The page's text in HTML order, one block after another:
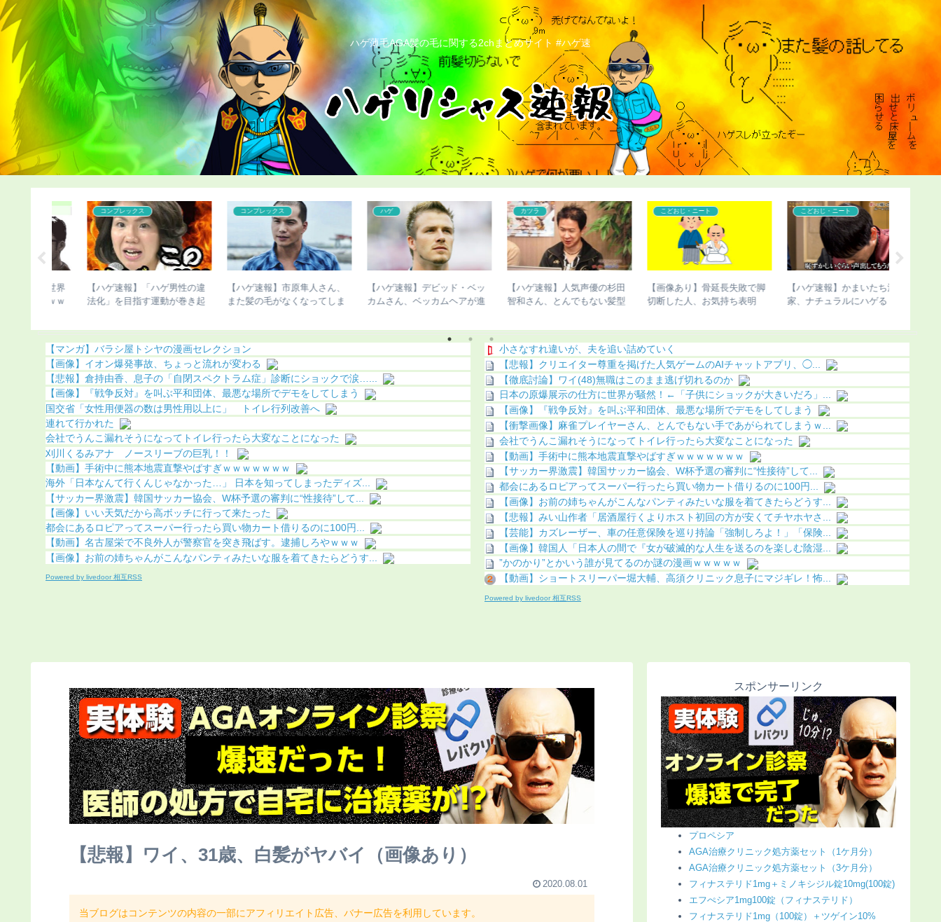
ハゲ薄毛AGA髪の毛に関する2chまとめサイト #ハゲ速
【ハゲ速報】デビッド・ベッ
カムさん、ベッカムヘアが進
カツラ
【ハゲ速報】人気声優の杉田
智和さん、とんでもない髪型
こどおじ・ニート
【画像あり】骨延長失敗で脚
切断した人、お気持ち表明
こどおじ・ニート
【ハゲ速報】かまいたち濱
家、ナチュラルにハゲる（画
コンプレックス
【ハゲ速報】植毛手術を受け
て「人生が変わった」人がこ
こどおじ・ニート
【人権速報】骨延長のこびさ
ん、最悪の事態に（画像あ
【マンガ】バラシ屋トシヤの漫画セレクション
【画像】イオン爆発事故、ちょっと流れが変わる
【悲報】倉持由香、息子の「自閉スペクトラム症」診断にショックで涙…...
【画像】『戦争反対』を叫ぶ平和団体、最悪な場所でデモをしてしまう
国交省「女性用便器の数は男性用以上に」 トイレ行列改善へ
連れて行かれた
会社でうんこ漏れそうになってトイレ行ったら大変なことになった
刈川くるみアナ ノースリーブの巨乳！！
【動画】手術中に熊本地震直撃やばすぎｗｗｗｗｗｗｗ
海外「日本なんて行くんじゃなかった…」 日本を知ってしまったディズ...
【サッカー界激震】韓国サッカー協会、W杯予選の審判に“性接待”して...
【画像】いい天気だから高ボッチに行って来たった
都会にあるロピアってスーパー行ったら買い物カート借りるのに100円...
【動画】名古屋栄で不良外人が警察官を突き飛ばす。逮捕しろやｗｗｗ
【画像】お前の姉ちゃんがこんなパンティみたいな服を着てきたらどうす...
Powered by livedoor 相互RSS
小さなすれ違いが、夫を追い詰めていく
【悲報】クリエイター尊重を掲げた人気ゲームのAIチャットアプリ、◯...
【徹底討論】ワイ(48)無職はこのまま逃げ切れるのか
日本の原爆展示の仕方に世界が騒然！←「子供にショックが大きいだろ」...
【画像】『戦争反対』を叫ぶ平和団体、最悪な場所でデモをしてしまう
【衝撃画像】麻雀プレイヤーさん、とんでもない手であがられてしまうｗ...
会社でうんこ漏れそうになってトイレ行ったら大変なことになった
【動画】手術中に熊本地震直撃やばすぎｗｗｗｗｗｗｗ
【サッカー界激震】韓国サッカー協会、W杯予選の審判に“性接待”して...
都会にあるロピアってスーパー行ったら買い物カート借りるのに100円...
【画像】お前の姉ちゃんがこんなパンティみたいな服を着てきたらどうす...
【悲報】みい山作者「居酒屋行くよりホスト初回の方が安くてチヤホヤさ...
【芸能】カズレーザー、車の任意保険を巡り持論「強制しろよ！」「保険...
【画像】韓国人「日本人の間で『女が破滅的な人生を送るのを楽しむ陰湿...
”かのかり”とかいう誰が見てるのか謎の漫画ｗｗｗｗｗ
【動画】ショートスリーパー堀大輔、高須クリニック息子にマジギレ！怖...
Powered by livedoor 相互RSS
【悲報】ワイ、31歳、白髪がヤバイ（画像あり）
2020.08.01
当ブログはコンテンツの内容の一部にアフィリエイト広告、バナー広告を利用しています。
スポンサーリンク
プロペシア
AGA治療クリニック処方薬セット（1ケ月分）
AGA治療クリニック処方薬セット（3ケ月分）
フィナステリド1mg＋ミノキシジル錠10mg(100錠)
エフぺシア1mg100錠（フィナステリド）
フィナステリド1mg（100錠）＋ツゲイン10%